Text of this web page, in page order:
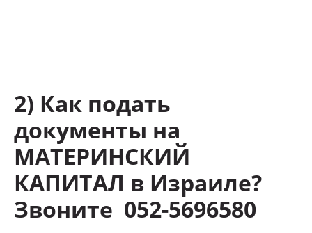
2) Как подать
документы на
МАТЕРИНСКИЙ
КАПИТАЛ в Израиле?
Звоните 052-5696580